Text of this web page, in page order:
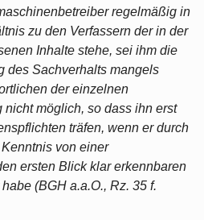
regelmäßig in
zu den Verfassern der in der
Inhalte stehe, sei ihm die
des Sachverhalts mangels
der einzelnen
möglich, so dass ihn erst
träfen, wenn er durch
von einer
ersten Blick klar erkennbaren
(BGH a.a.O., Rz. 35 f.